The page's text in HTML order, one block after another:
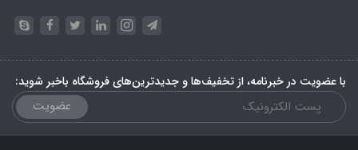
با عضویت در خبرنامه، از تخفیف‌ها و جدیدترین‌های فروشگاه باخبر شوید:
عضویت